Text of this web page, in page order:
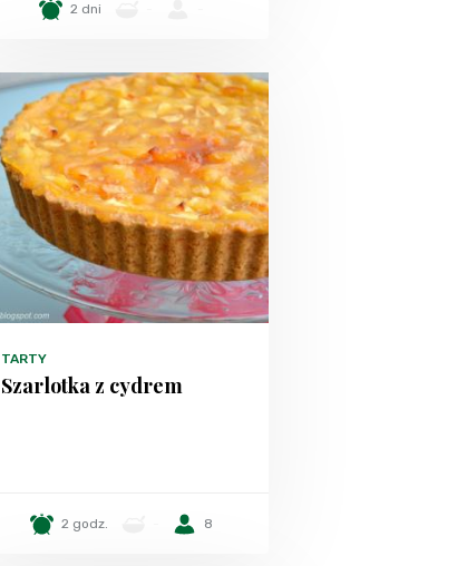
2 dni
TARTY
Szarlotka z cydrem
2 godz. 8